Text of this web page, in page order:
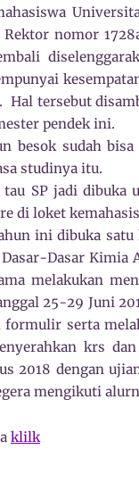
nomor
Hal tersebut
pendek ini.
besok sudah
studinya itu.
tau SP jadi
di loket
ini dibuka
Dasar
melakukan
25-29 Juni
serta
krs
2018 dengan
mengikuti
klilk